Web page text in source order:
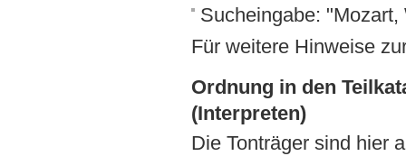
Sucheingabe:
Für weitere Hinweise
Ordnung in den
(Interpreten)
Die Tonträger sind hier